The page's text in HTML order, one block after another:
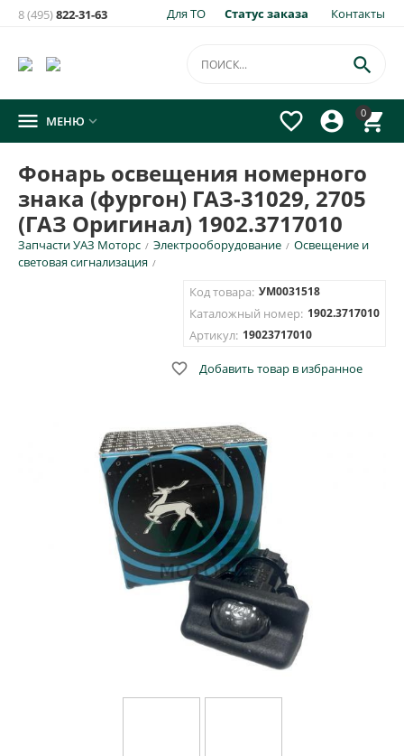
Для ТО Статус заказа Контакты
8 (495)822-31-63
0




 МЕНЮ 
Фонарь освещения номерного
знака (фургон) ГАЗ-31029, 2705
(ГАЗ Оригинал) 1902.3717010
Запчасти УАЗ Моторс / Электрооборудование / Освещение и
световая сигнализация /
Код товара: УМ0031518
Каталожный номер: 1902.3717010
Артикул: 19023717010
 Добавить товар в избранное